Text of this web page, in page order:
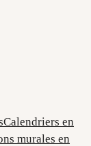
Calendriers en
murales en